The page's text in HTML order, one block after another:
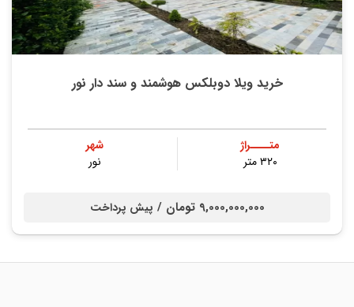
خرید ویلا دوبلکس هوشمند و سند دار نور
متــــراژ
۳۲۰ متر
شهر
نور
9,000,000,000 تومان / پیش پرداخت